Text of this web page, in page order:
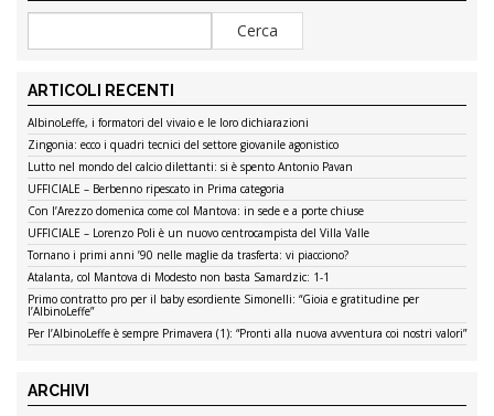
ARTICOLI RECENTI
AlbinoLeffe, i formatori del vivaio e le loro dichiarazioni
Zingonia: ecco i quadri tecnici del settore giovanile agonistico
Lutto nel mondo del calcio dilettanti: si è spento Antonio Pavan
UFFICIALE – Berbenno ripescato in Prima categoria
Con l’Arezzo domenica come col Mantova: in sede e a porte chiuse
UFFICIALE – Lorenzo Poli è un nuovo centrocampista del Villa Valle
Tornano i primi anni ’90 nelle maglie da trasferta: vi piacciono?
Atalanta, col Mantova di Modesto non basta Samardzic: 1-1
Primo contratto pro per il baby esordiente Simonelli: “Gioia e gratitudine per
l’AlbinoLeffe”
Per l’AlbinoLeffe è sempre Primavera (1): “Pronti alla nuova avventura coi nostri valori”
ARCHIVI